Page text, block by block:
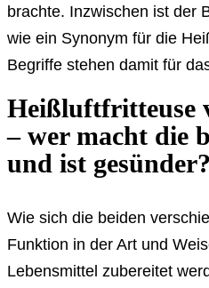
brachte. Inzwischen ist der
wie ein Synonym für die
Begriffe stehen damit für
Heißluftfritteuse
– wer macht die
und ist gesünder?
Wie sich die beiden
Funktion in der Art und
Lebensmittel zubereitet